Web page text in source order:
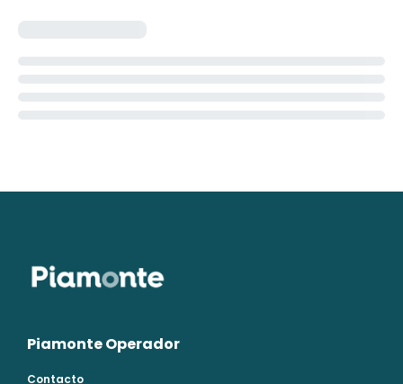
Piamonte Operador
Contacto